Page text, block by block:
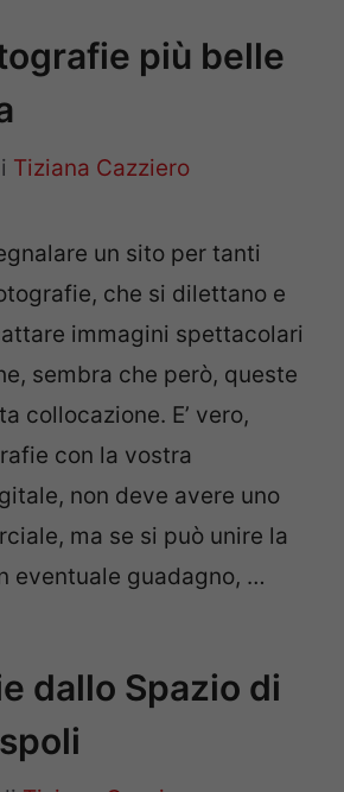
più belle
Tiziana Cazziero
un sito per tanti
che si dilettano e
immagini spettacolari
sembra che però, queste
collocazione. E’ vero,
con la vostra
non deve avere uno
ma se si può unire la
eventuale guadagno, …
dallo Spazio di